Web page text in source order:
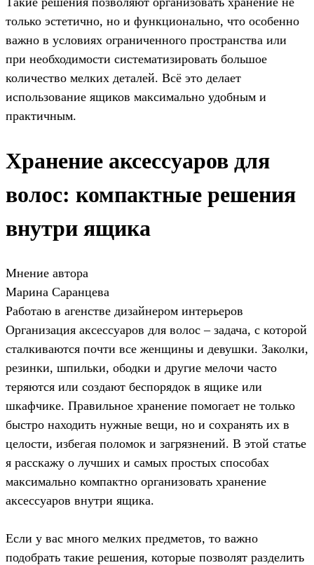
только эстетично, но и функционально, что особенно
важно в условиях ограниченного пространства или
при необходимости систематизировать большое
количество мелких деталей. Всё это делает
использование ящиков максимально удобным и
практичным.
Хранение аксессуаров для
волос: компактные решения
внутри ящика
Мнение автора
Марина Саранцева
Работаю в агенстве дизайнером интерьеров
Организация аксессуаров для волос – задача, с которой
сталкиваются почти все женщины и девушки. Заколки,
резинки, шпильки, ободки и другие мелочи часто
теряются или создают беспорядок в ящике или
шкафчике. Правильное хранение помогает не только
быстро находить нужные вещи, но и сохранять их в
целости, избегая поломок и загрязнений. В этой статье
я расскажу о лучших и самых простых способах
максимально компактно организовать хранение
аксессуаров внутри ящика.
Если у вас много мелких предметов, то важно
подобрать такие решения, которые позволят разделить